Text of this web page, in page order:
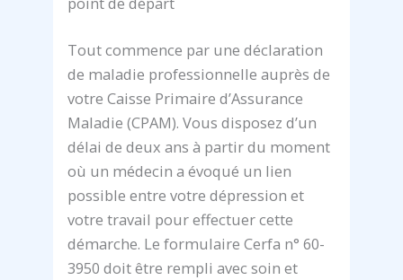
Tout commence par une déclaration
de maladie professionnelle auprès de
votre Caisse Primaire d’Assurance
Maladie (CPAM). Vous disposez d’un
délai de deux ans à partir du moment
où un médecin a évoqué un lien
possible entre votre dépression et
votre travail pour effectuer cette
démarche. Le formulaire Cerfa n° 60-
3950 doit être rempli avec soin et